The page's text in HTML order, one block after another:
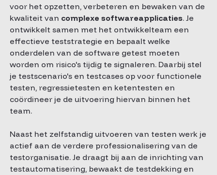
voor het opzetten, verbeteren en bewaken van de
kwaliteit van complexe softwareapplicaties. Je
ontwikkelt samen met het ontwikkelteam een
effectieve teststrategie en bepaalt welke
onderdelen van de software getest moeten
worden om risico's tijdig te signaleren. Daarbij stel
je testscenario's en testcases op voor functionele
testen, regressietesten en ketentesten en
coördineer je de uitvoering hiervan binnen het
team.
Naast het zelfstandig uitvoeren van testen werk je
actief aan de verdere professionalisering van de
testorganisatie. Je draagt bij aan de inrichting van
testautomatisering, bewaakt de testdekking en